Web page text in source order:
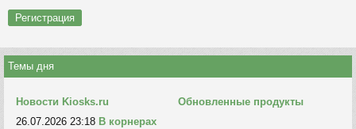
Регистрация
Темы дня
Новости Kiosks.ru
26.07.2026 23:18 В корнерах
Обновленные продукты